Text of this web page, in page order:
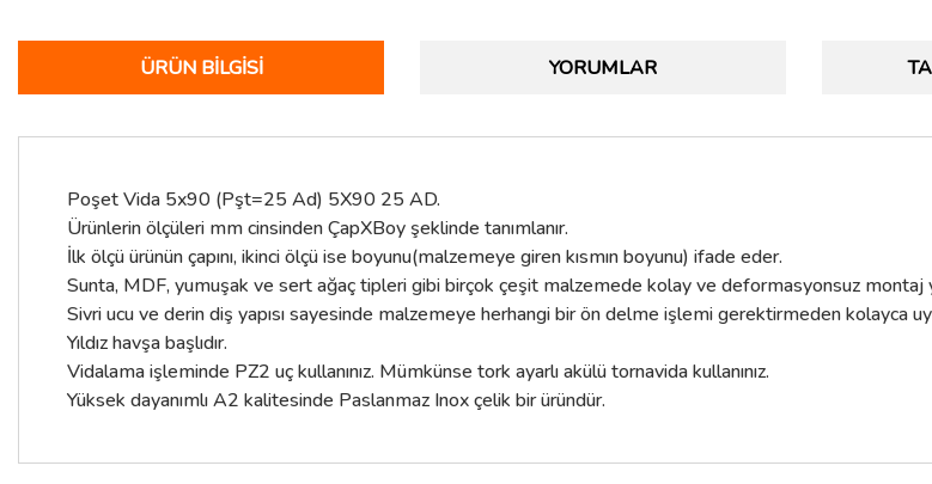
ÜRÜN BILGISI YORUMLAR
Poşet Vida 5x90 (Pşt=25 Ad) 5X90 25 AD.
Ürünlerin ölçüleri mm cinsinden ÇapXBoy şeklinde tanımlanır.
İlk ölçü ürünün çapını, ikinci ölçü ise boyunu(malzemeye giren kısmın boyunu) ifade eder.
Sunta, MDF, yumuşak ve sert ağaç tipleri gibi birçok çeşit malzemede kolay ve deformasyonsuz montaj
Sivri ucu ve derin diş yapısı sayesinde malzemeye herhangi bir ön delme işlemi gerektirmeden kolayca
Yıldız havşa başlıdır.
Vidalama işleminde PZ2 uç kullanınız. Mümkünse tork ayarlı akülü tornavida kullanınız.
Yüksek dayanımlı A2 kalitesinde Paslanmaz Inox çelik bir üründür.